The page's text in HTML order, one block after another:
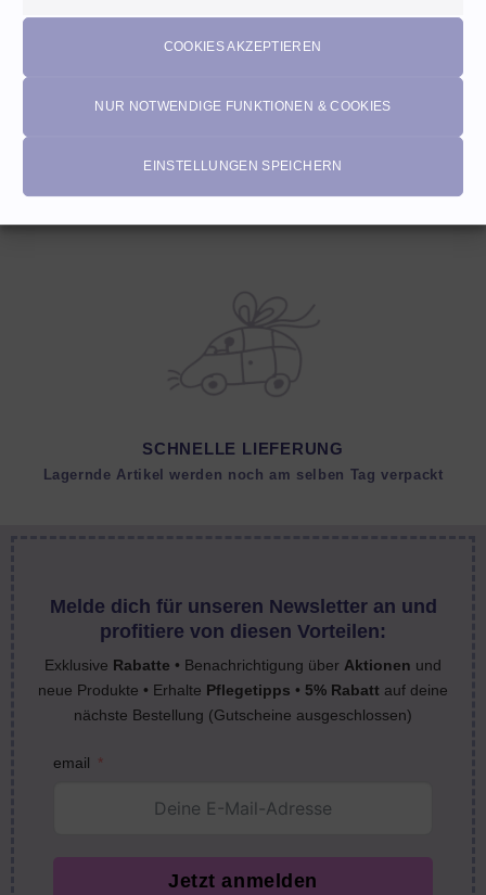
Cookies
COOKIES AKZEPTIEREN
NUR NOTWENDIGE FUNKTIONEN & COOKIES
EINSTELLUNGEN SPEICHERN
EIGENPRODUKTIONEN
Einzigartige Stoffdesigns von Herzenfroh
SCHNELLE LIEFERUNG
Lagernde Artikel werden noch am selben Tag verpackt
Melde dich für unseren Newsletter an und
profitiere von diesen Vorteilen:
Exklusive Rabatte • Benachrichtigung über Aktionen und
neue Produkte • Erhalte Pflegetipps • 5% Rabatt auf deine
nächste Bestellung (Gutscheine ausgeschlossen)
email
Jetzt anmelden